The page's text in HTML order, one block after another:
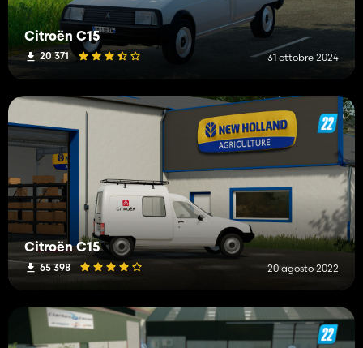
Citroën C15
20 371 31 ottobre 2024
Citroën C15
65 398 20 agosto 2022